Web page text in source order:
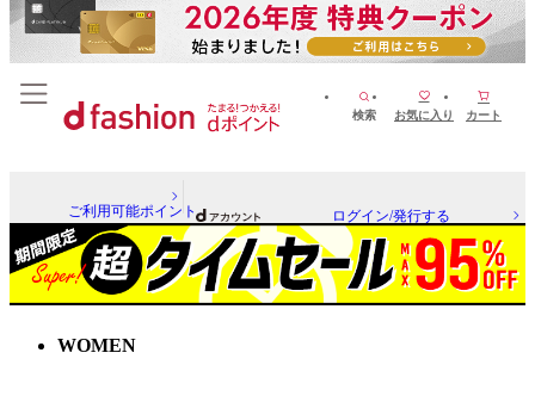
検索 お気に入り カート
ご利用可能ポイント ログイン/発行する
WOMEN